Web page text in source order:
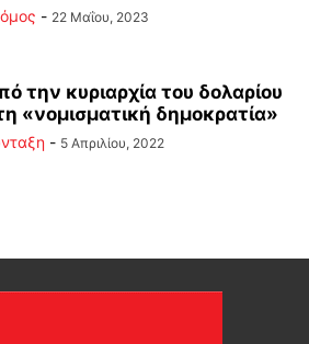
- 22 Μαΐου, 2023
την κυριαρχία του δολαρίου
«νομισματική δημοκρατία»
- 5 Απριλίου, 2022